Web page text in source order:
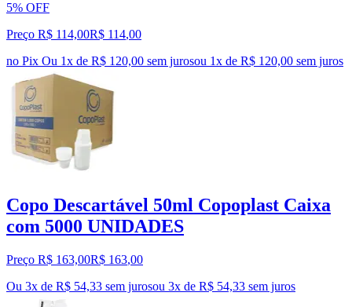
5% OFF
Preço R$ 114,00R$ 114,00
no Pix Ou 1x de R$ 120,00 sem jurosou 1x de R$ 120,00 sem juros
Copo Descartável 50ml Copoplast Caixa
com 5000 UNIDADES
Preço R$ 163,00R$ 163,00
Ou 3x de R$ 54,33 sem jurosou 3x de R$ 54,33 sem juros